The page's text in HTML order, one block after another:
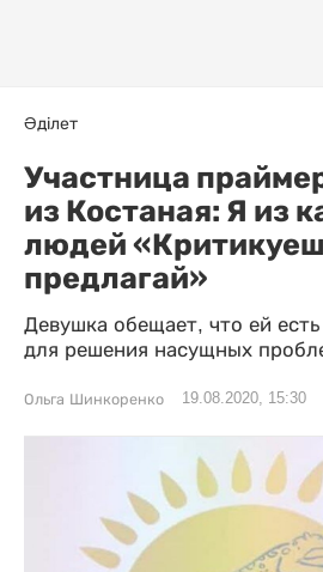
Әділет
Участница
из Костаная: Я из
людей
предлагай»
Девушка обещает, что ей
для решения насущных
Ольга Шинкоренко 19.08.2020, 15:30